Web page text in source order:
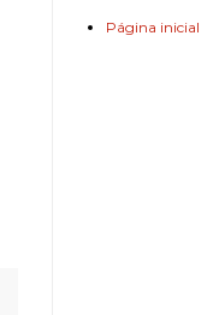
Página inicial